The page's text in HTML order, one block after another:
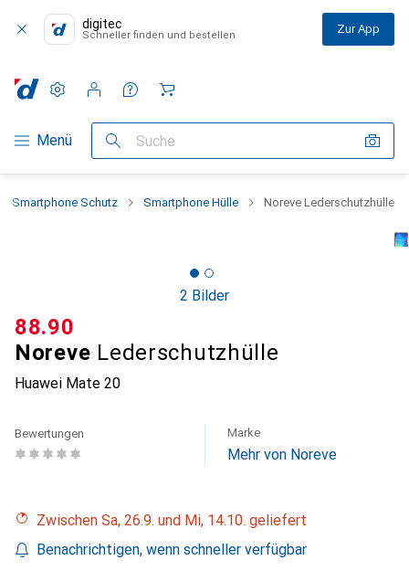
digitec
Schneller finden und bestellen Zur App
Navigation nach Kategorien
Menü Suche
Einstellungen
Kundenkonto
Vergleichslisten
Merklisten
Warenkorb
Smartphone Schutz Smartphone Hülle Noreve Lederschutzhülle
2 Bilder
Noreve Lederschutzhülle
Huawei Mate 20
CHF
88.90
Bewertungen Marke
Mehr von Noreve
Zwischen Sa, 26.9. und Mi, 14.10. geliefert
Benachrichtigen, wenn schneller verfügbar